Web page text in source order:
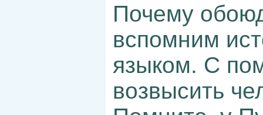
Почему
вспомним
языком. С
возвысить